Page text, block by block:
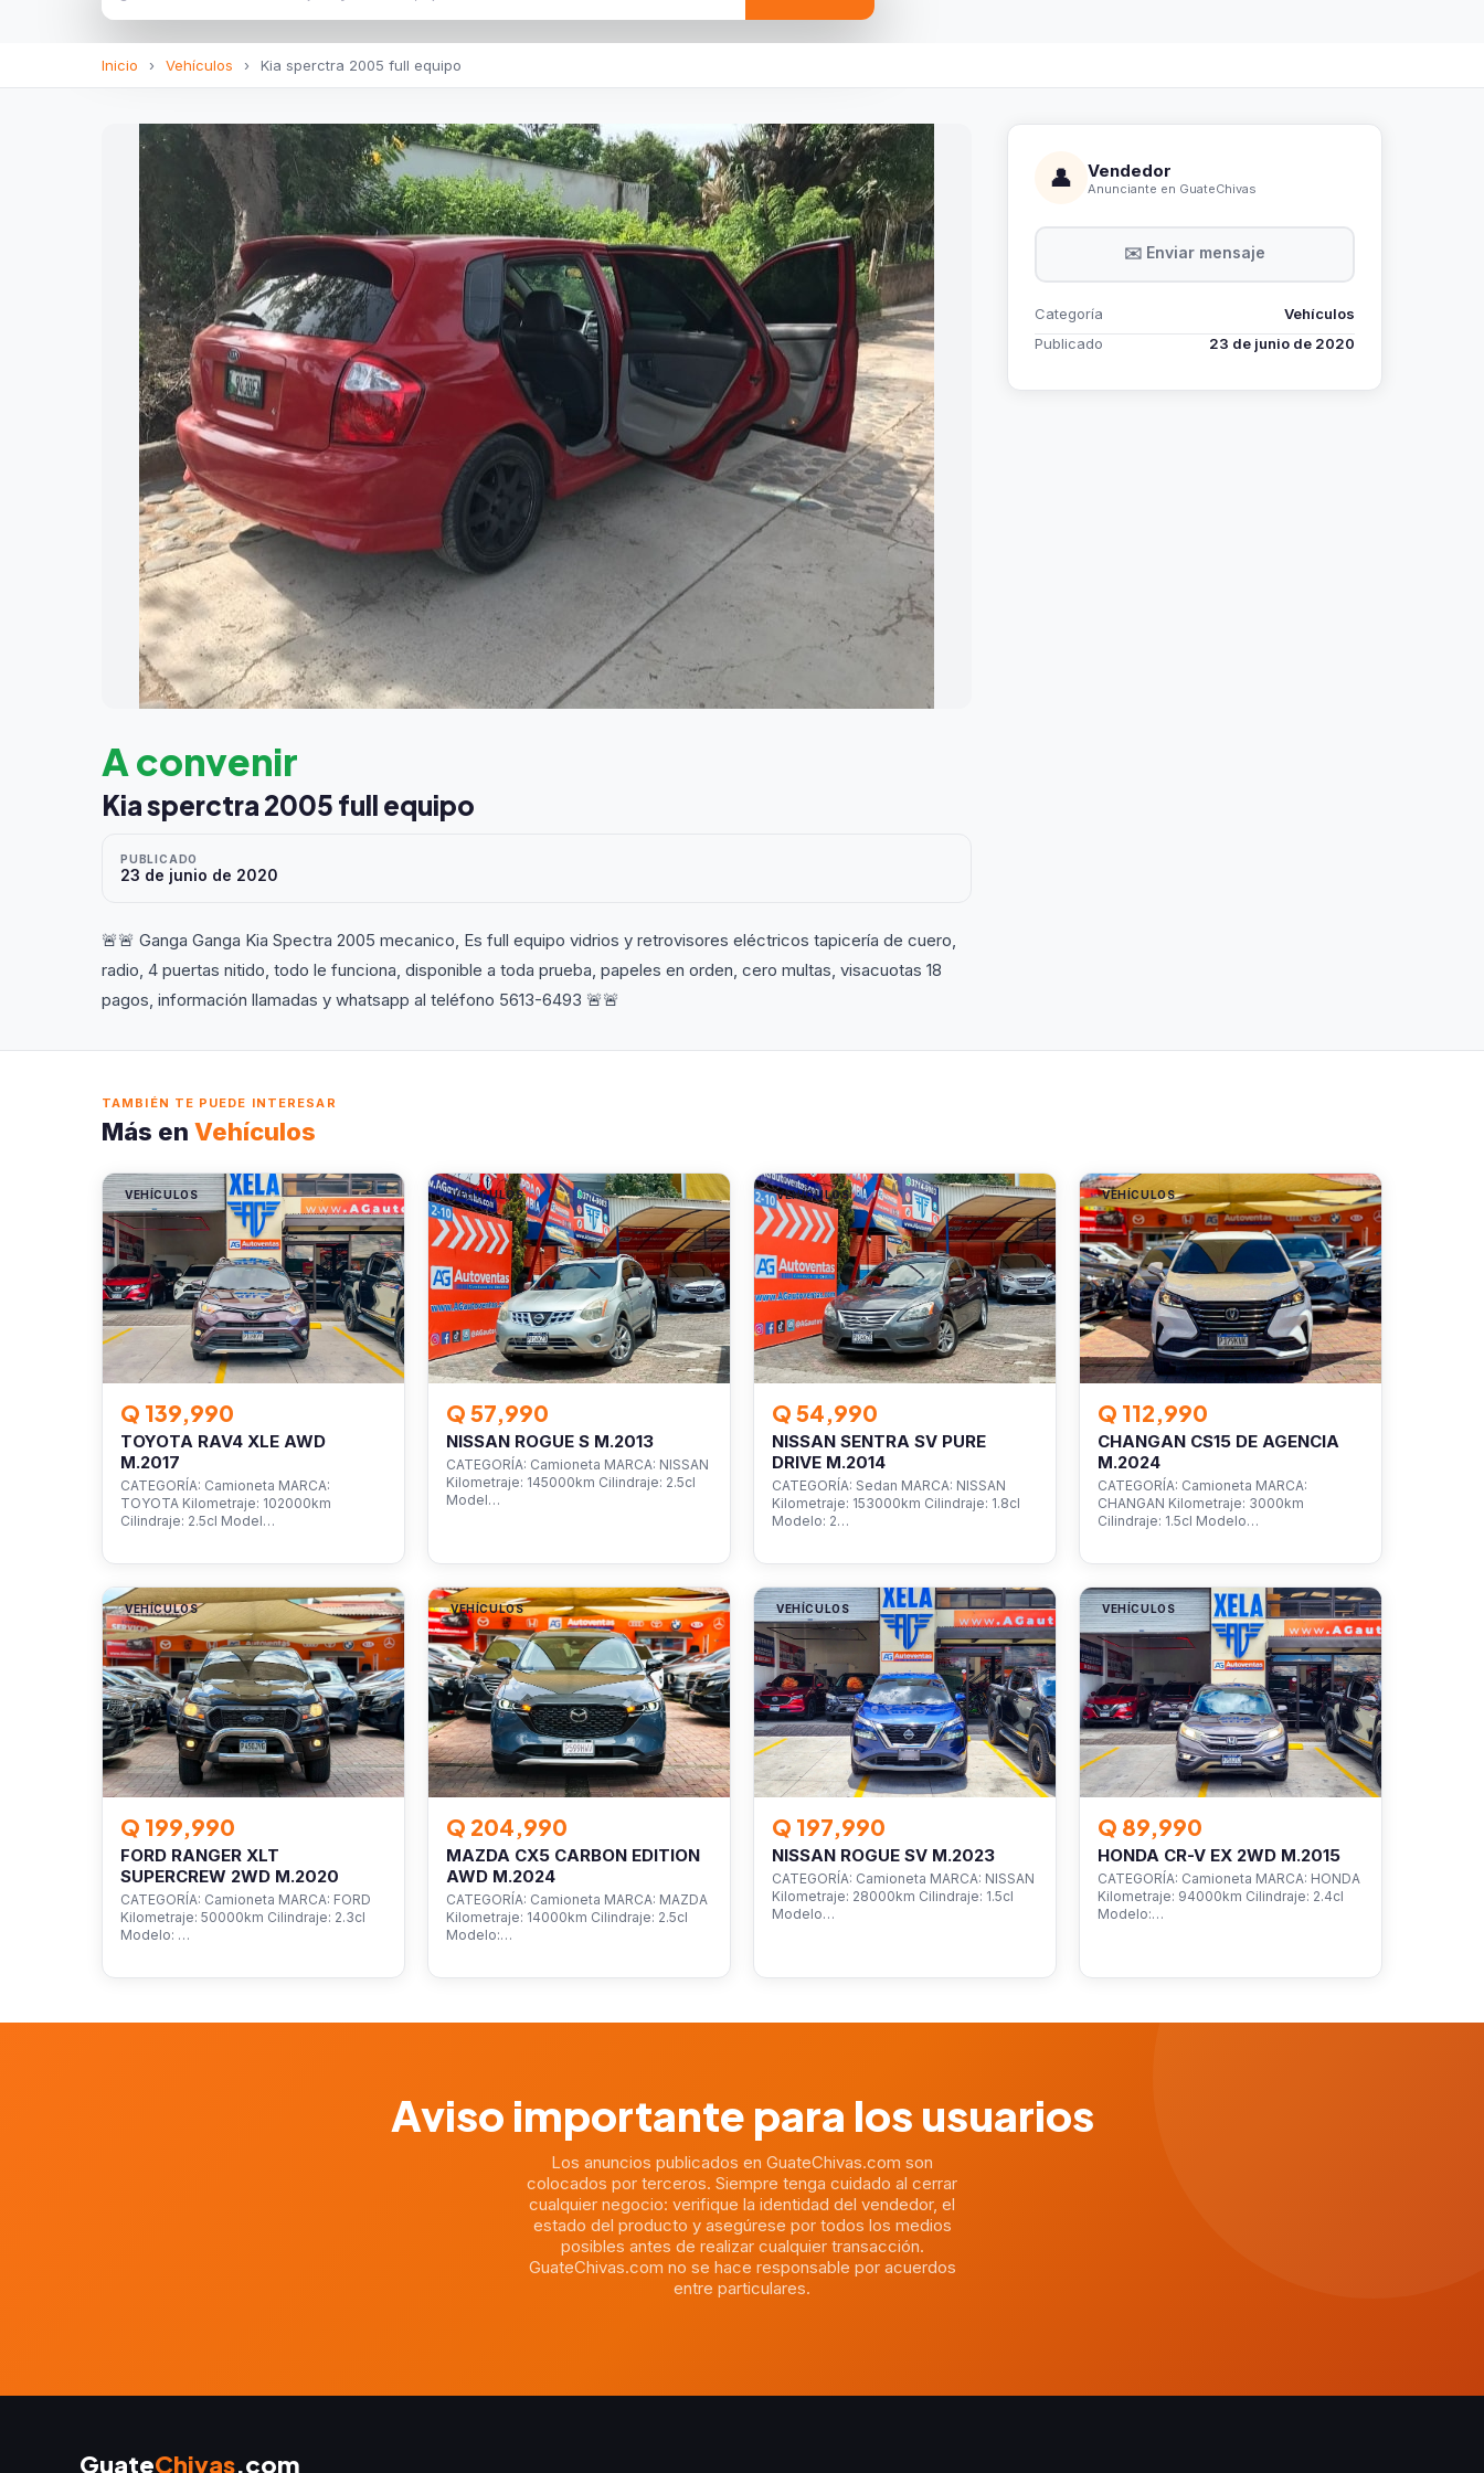
Inicio › Vehículos › Kia sperctra 2005 full equipo
A convenir
Kia sperctra 2005 full equipo
PUBLICADO
23 de junio de 2020
🚨🚨 Ganga Ganga Kia Spectra 2005 mecanico, Es full equipo vidrios y retrovisores eléctricos tapicería de cuero,
radio, 4 puertas nitido, todo le funciona, disponible a toda prueba, papeles en orden, cero multas, visacuotas 18
pagos, información llamadas y whatsapp al teléfono 5613-6493 🚨🚨
👤 Vendedor
Anunciante en GuateChivas
✉️ Enviar mensaje
Categoría
Vehículos
Publicado
23 de junio de 2020
TAMBIÉN TE PUEDE INTERESAR
Más en Vehículos
VEHÍCULOS
Q 139,990
TOYOTA RAV4 XLE AWD
M.2017
CATEGORÍA: Camioneta MARCA:
TOYOTA Kilometraje: 102000km
Cilindraje: 2.5cl Model…
VEHÍCULOS
Q 57,990
NISSAN ROGUE S M.2013
CATEGORÍA: Camioneta MARCA: NISSAN
Kilometraje: 145000km Cilindraje: 2.5cl
Model…
VEHÍCULOS
Q 54,990
NISSAN SENTRA SV PURE
DRIVE M.2014
CATEGORÍA: Sedan MARCA: NISSAN
Kilometraje: 153000km Cilindraje: 1.8cl
Modelo: 2…
VEHÍCULOS
Q 112,990
CHANGAN CS15 DE AGENCIA
M.2024
CATEGORÍA: Camioneta MARCA:
CHANGAN Kilometraje: 3000km
Cilindraje: 1.5cl Modelo…
VEHÍCULOS
Q 199,990
FORD RANGER XLT
SUPERCREW 2WD M.2020
CATEGORÍA: Camioneta MARCA: FORD
Kilometraje: 50000km Cilindraje: 2.3cl
Modelo: …
VEHÍCULOS
Q 204,990
MAZDA CX5 CARBON EDITION
AWD M.2024
CATEGORÍA: Camioneta MARCA: MAZDA
Kilometraje: 14000km Cilindraje: 2.5cl
Modelo:…
VEHÍCULOS
Q 197,990
NISSAN ROGUE SV M.2023
CATEGORÍA: Camioneta MARCA: NISSAN
Kilometraje: 28000km Cilindraje: 1.5cl
Modelo…
VEHÍCULOS
Q 89,990
HONDA CR-V EX 2WD M.2015
CATEGORÍA: Camioneta MARCA: HONDA
Kilometraje: 94000km Cilindraje: 2.4cl
Modelo:…
Aviso importante para los usuarios
Los anuncios publicados en GuateChivas.com son
colocados por terceros. Siempre tenga cuidado al cerrar
cualquier negocio: verifique la identidad del vendedor, el
estado del producto y asegúrese por todos los medios
posibles antes de realizar cualquier transacción.
GuateChivas.com no se hace responsable por acuerdos
entre particulares.
GuateChivas.com